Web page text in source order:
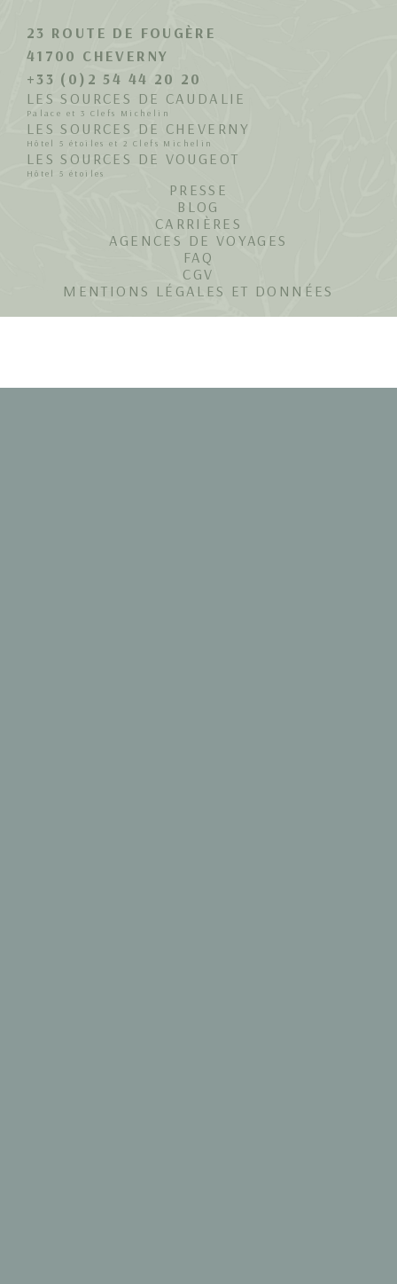
23 ROUTE DE FOUGÈRE
41700 CHEVERNY
+33 (0)2 54 44 20 20
LES SOURCES DE CAUDALIE
Palace et 3 Clefs Michelin
LES SOURCES DE CHEVERNY
Hôtel 5 étoiles et 2 Clefs Michelin
LES SOURCES DE VOUGEOT
Hôtel 5 étoiles
PRESSE
BLOG
CARRIÈRES
AGENCES DE VOYAGES
FAQ
CGV
MENTIONS LÉGALES ET DONNÉES